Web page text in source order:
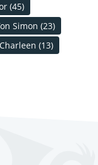
(45)
Simon (23)
(13)